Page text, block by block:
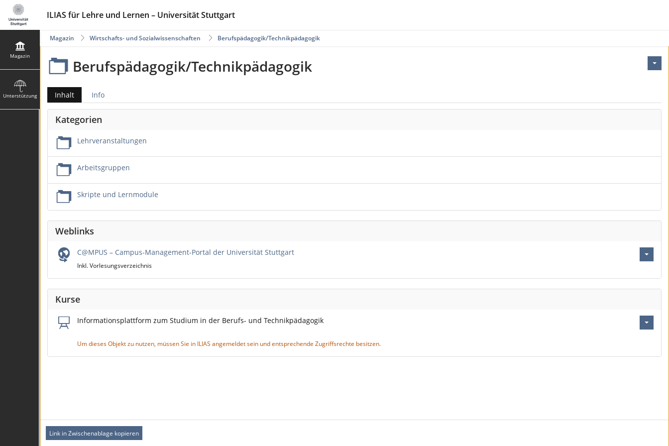
ILIAS für Lehre und Lernen – Universität Stuttgart
Magazin
Unterstützung
Berufspädagogik/Technikpädagogik
Wirtschafts- und Sozialwissenschaften
Magazin
Berufspädagogik/Technikpädagogik
Inhalt Info
Kategorien
Lehrveranstaltungen
Arbeitsgruppen
Skripte und Lernmodule
Weblinks
C@MPUS – Campus-Management-Portal der Universität Stuttgart
Inkl. Vorlesungsverzeichnis
Kurse
Informationsplattform zum Studium in der Berufs- und Technikpädagogik
Um dieses Objekt zu nutzen, müssen Sie in ILIAS angemeldet sein und entsprechende Zugriffsrechte besitzen.
Link in Zwischenablage kopieren